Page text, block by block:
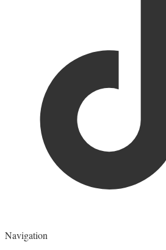
Navigation